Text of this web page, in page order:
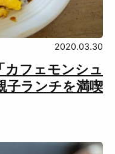
カフェモンシュ
子ランチを満喫
2020.03.30